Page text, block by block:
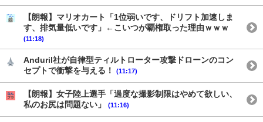
【朗報】マリオカート「1位弱いです、ドリフト加速しま
す、排気量低いです」←こいつが覇権取った理由ｗｗｗ
(11:18)
Anduril社が自律型ティルトローター攻撃ドローンのコン
セプトで衝撃を与える！
(11:17)
【朗報】女子陸上選手「過度な撮影制限はやめて欲しい、
私のお尻は問題ない」
(11:16)